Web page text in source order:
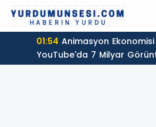
01:54
YouTube'da 7 Milyar